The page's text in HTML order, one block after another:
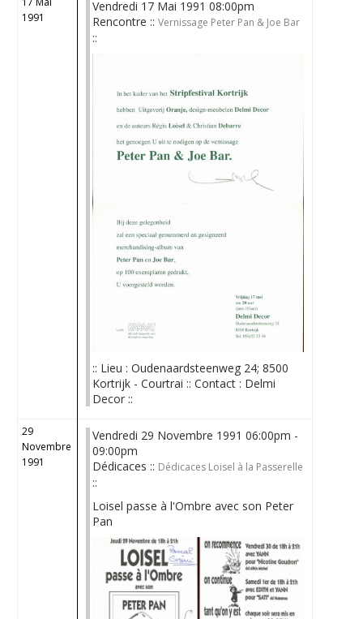
1991
Vendredi 17 Mai 1991 08:00pm
Rencontre ::Vernissage Peter Pan & Joe Bar
::
:: Lieu : Oudenaardsteenweg 24; 8500
Kortrijk - Courtrai :: Contact : Delmi
Decor ::
29
Novembre
1991
Vendredi 29 Novembre 1991 06:00pm -
09:00pm
Dédicaces :: Dédicaces Loisel à la Passerelle
::
Loisel passe à l'Ombre avec son Peter
Pan